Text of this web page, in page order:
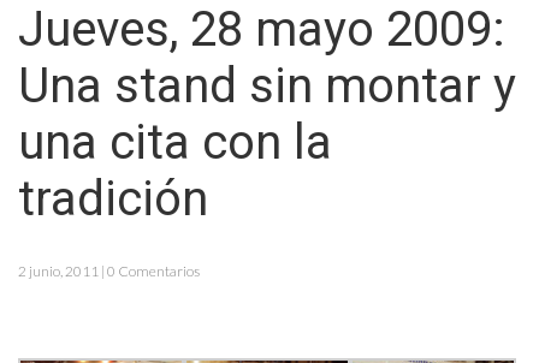
Jueves, 28 mayo 2009:
Una stand sin montar y
una cita con la
tradición
2 junio, 2011 | 0 Comentarios